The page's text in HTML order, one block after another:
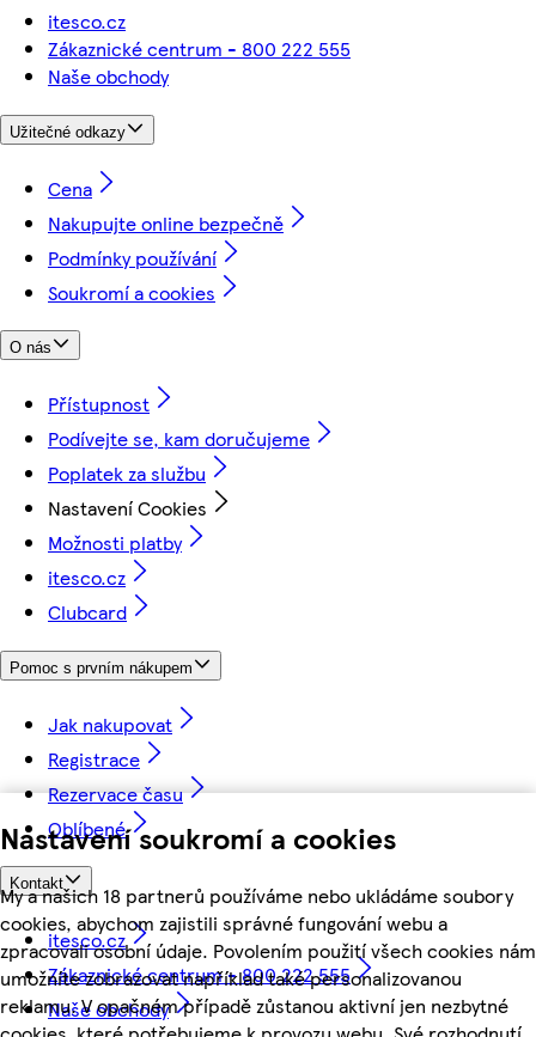
Nastavení soukromí a cookies
My a našich 18 partnerů používáme nebo ukládáme soubory
cookies, abychom zajistili správné fungování webu a
zpracovali osobní údaje. Povolením použití všech cookies nám
umožníte zobrazovat například také personalizovanou
reklamu. V opačném případě zůstanou aktivní jen nezbytné
itesco.cz
Zákaznické centrum - 800 222 555
Naše obchody
Užitečné odkazy
Cena
Nakupujte online bezpečně
Podmínky používání
Soukromí a cookies
O nás
Přístupnost
Podívejte se, kam doručujeme
Poplatek za službu
Nastavení Cookies
Možnosti platby
itesco.cz
Clubcard
Pomoc s prvním nákupem
Jak nakupovat
Registrace
Rezervace času
Oblíbené
Kontakt
itesco.cz
Zákaznické centrum - 800 222 555
Naše obchody